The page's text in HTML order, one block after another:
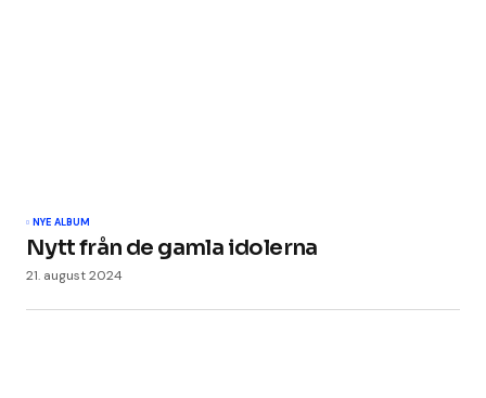
NYE ALBUM
Nytt från de gamla idolerna
21. august 2024